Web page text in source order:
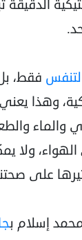
فقط،
وهذا
والماء
ولا
على
إسلام ب